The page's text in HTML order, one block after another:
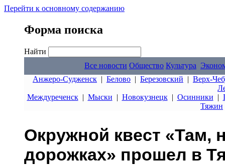
Перейти к основному содержанию
Форма поиска
Найти
Все новости Общество Культура
Анжеро-Судженск | Белово | Березовский | Верх-
Междуреченск| Мыски | Новокузнецк| Осинники |
Тяжин
Окружной квест «Там,
дорожках» прошел в